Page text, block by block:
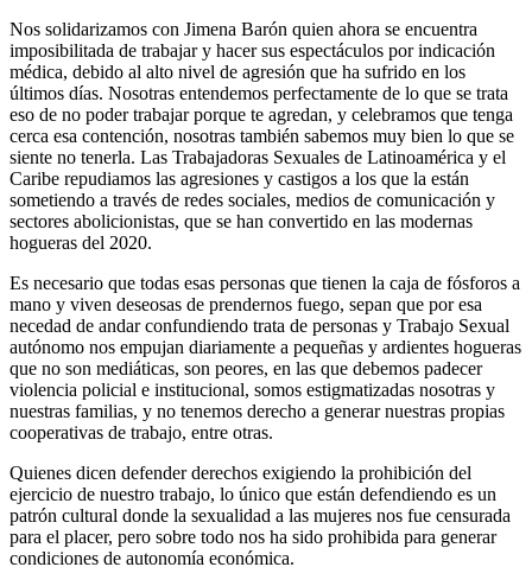
Nos solidarizamos con Jimena Barón quien ahora se encuentra
imposibilitada de trabajar y hacer sus espectáculos por indicación
médica, debido al alto nivel de agresión que ha sufrido en los
últimos días. Nosotras entendemos perfectamente de lo que se trata
eso de no poder trabajar porque te agredan, y celebramos que tenga
cerca esa contención, nosotras también sabemos muy bien lo que se
siente no tenerla. Las Trabajadoras Sexuales de Latinoamérica y el
Caribe repudiamos las agresiones y castigos a los que la están
sometiendo a través de redes sociales, medios de comunicación y
sectores abolicionistas, que se han convertido en las modernas
hogueras del 2020.
Es necesario que todas esas personas que tienen la caja de fósforos a
mano y viven deseosas de prendernos fuego, sepan que por esa
necedad de andar confundiendo trata de personas y Trabajo Sexual
autónomo nos empujan diariamente a pequeñas y ardientes hogueras
que no son mediáticas, son peores, en las que debemos padecer
violencia policial e institucional, somos estigmatizadas nosotras y
nuestras familias, y no tenemos derecho a generar nuestras propias
cooperativas de trabajo, entre otras.
Quienes dicen defender derechos exigiendo la prohibición del
ejercicio de nuestro trabajo, lo único que están defendiendo es un
patrón cultural donde la sexualidad a las mujeres nos fue censurada
para el placer, pero sobre todo nos ha sido prohibida para generar
condiciones de autonomía económica.